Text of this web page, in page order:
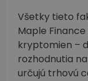
Všetky tieto
Maple
kryptomien –
rozhodnutia
určujú trhovú